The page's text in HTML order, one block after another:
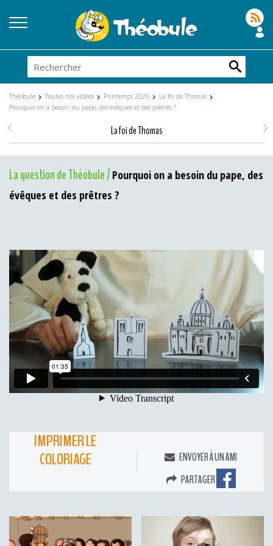
Théobule Toutes nos vidéos Printemps 2025
La foi de Thomas
Pourquoi on a besoin du pape, des évêques et des prêtres ?
La foi de Thomas
< >
La question de Théobule / Pourquoi on a besoin du pape, des
évêques et des prêtres ?
IMPRIMER LE
COLORIAGE
ENVOYER À UN AMI
PARTAGER